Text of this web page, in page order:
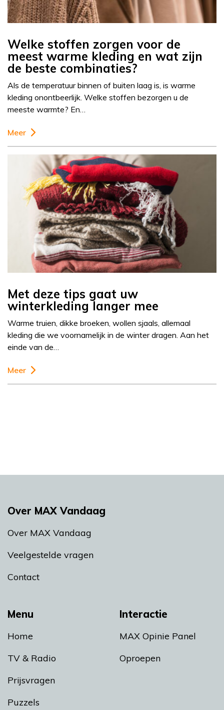
Welke stoffen zorgen voor de
meest warme kleding en wat zijn
de beste combinaties?
Als de temperatuur binnen of buiten laag is, is warme
kleding onontbeerlijk. Welke stoffen bezorgen u de
meeste warmte? En…
Meer
Met deze tips gaat uw
winterkleding langer mee
Warme truien, dikke broeken, wollen sjaals, allemaal
kleding die we voornamelijk in de winter dragen. Aan het
einde van de…
Meer
Menu
Home
TV & Radio
Prijsvragen
Puzzels
Interactie
MAX Opinie Panel
Oproepen
Over MAX Vandaag
Over MAX Vandaag
Veelgestelde vragen
Contact